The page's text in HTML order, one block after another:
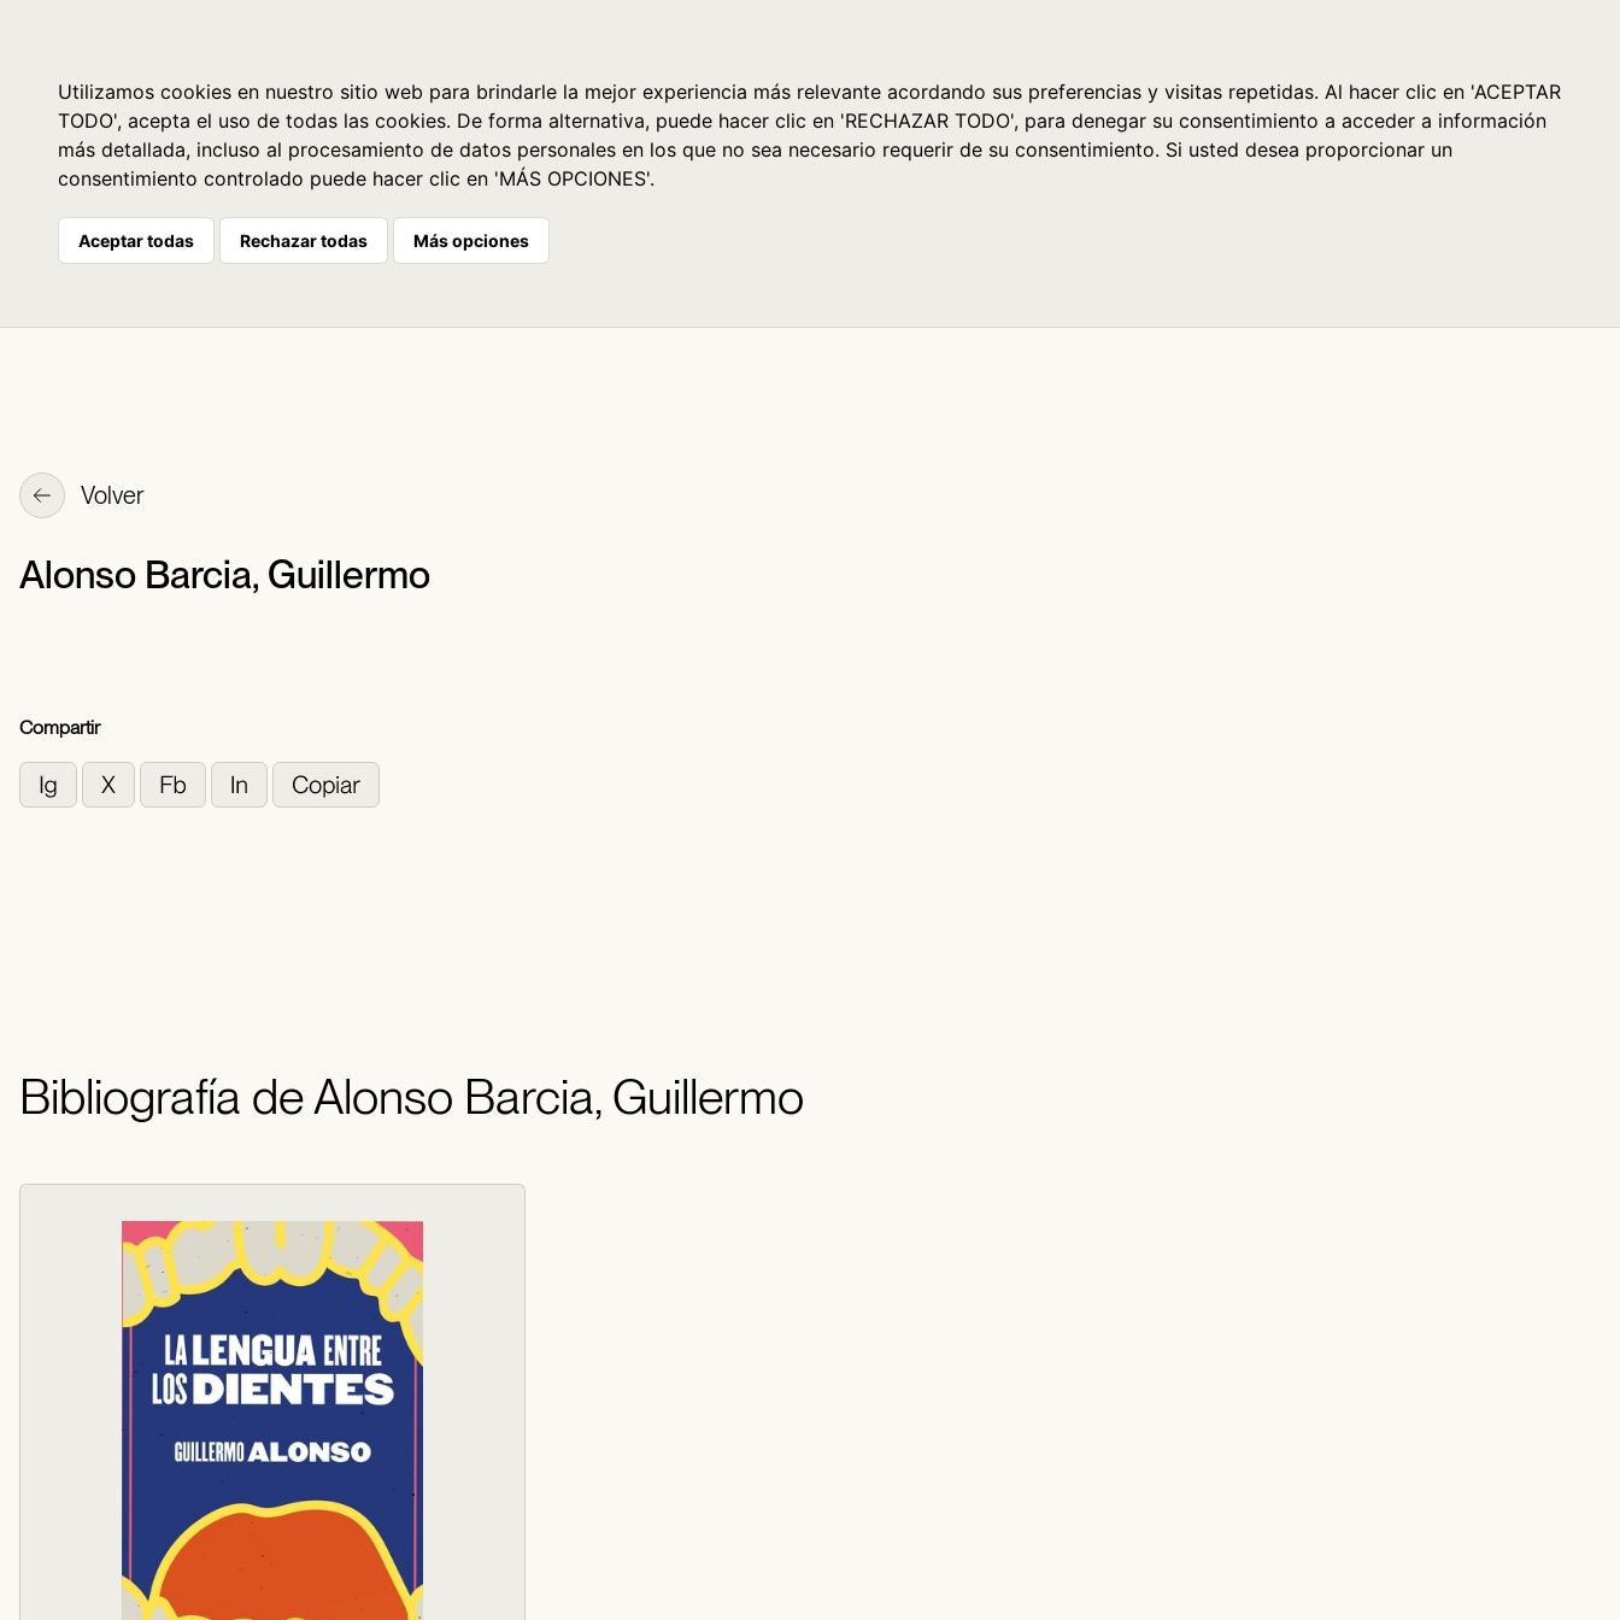
Utilizamos cookies en nuestro sitio web para brindarle la mejor experiencia más relevante acordando sus preferencias y visitas repetidas. Al hacer clic en 'ACEPTAR
TODO', acepta el uso de todas las cookies. De forma alternativa, puede hacer clic en 'RECHAZAR TODO', para denegar su consentimiento a acceder a información
más detallada, incluso al procesamiento de datos personales en los que no sea necesario requerir de su consentimiento. Si usted desea proporcionar un
consentimiento controlado puede hacer clic en 'MÁS OPCIONES'.
Aceptar todas Rechazar todas Más opciones
Volver
Alonso Barcia, Guillermo
Compartir
Bibliografía de Alonso Barcia, Guillermo